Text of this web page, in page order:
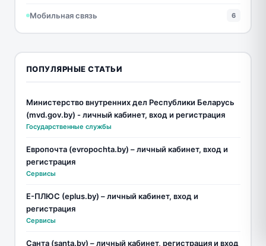
Мобильная связь 6
ПОПУЛЯРНЫЕ СТАТЬИ
Министерство внутренних дел Республики Беларусь
(mvd.gov.by) - личный кабинет, вход и регистрация
Государственные службы
Европочта (evropochta.by) – личный кабинет, вход и
регистрация
Сервисы
Е-ПЛЮС (eplus.by) – личный кабинет, вход и
регистрация
Сервисы
Санта (santa.by) – личный кабинет, регистрация и вход